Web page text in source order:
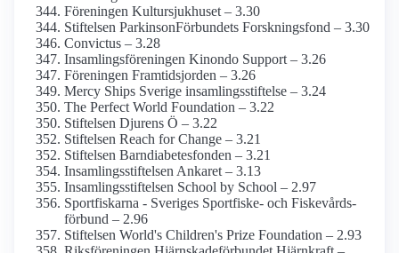
Föreningen Kultursjukhuset – 3.30
Stiftelsen Parkinson­Förbundets Forskningsfond – 3.30
Convictus – 3.28
Insamlings­föreningen Kinondo Support – 3.26
Föreningen Framtidsjorden – 3.26
Mercy Ships Sverige insamlings­stiftelse – 3.24
The Perfect World Foundation – 3.22
Stiftelsen Djurens Ö – 3.22
Stiftelsen Reach for Change – 3.21
Stiftelsen Barndiabetes­fonden – 3.21
Insamlings­stiftelsen Ankaret – 3.13
Insamlings­stiftelsen School by School – 2.97
Sportfiskarna - Sveriges Sportfiske- och Fiskevårds­
förbund – 2.96
Stiftelsen World's Children's Prize Foundation – 2.93